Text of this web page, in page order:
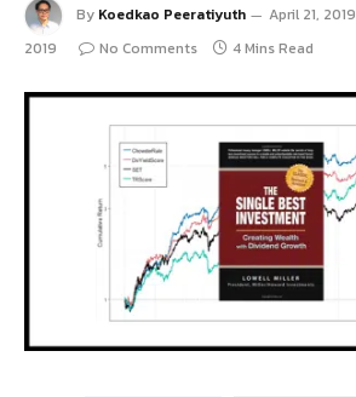
By Koedkao Peeratiyuth April 21, 2019
2019
No Comments 4 Mins Read